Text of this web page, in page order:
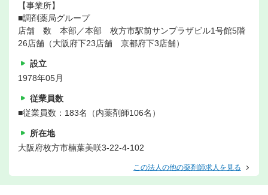
【事業所】
■調剤薬局グループ
店舗 数 本部／本部 枚方市駅前サンプラザビル1号館5階
26店舗（大阪府下23店舗 京都府下3店舗）
設立
1978年05月
従業員数
■従業員数：183名（内薬剤師106名）
所在地
大阪府枚方市楠葉美咲3-22-4-102
この法人の他の薬剤師求人を見る